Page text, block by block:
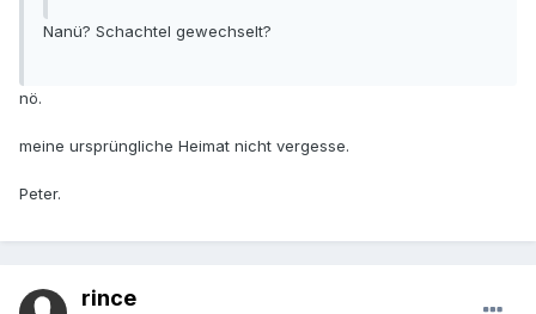
Nanü? Schachtel gewechselt?
nö.
meine ursprüngliche Heimat nicht vergesse.
Peter.
rince